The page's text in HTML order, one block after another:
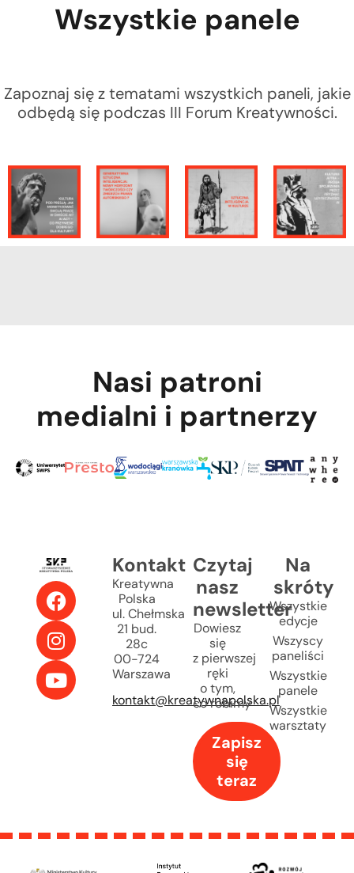
Wszystkie panele
Zapoznaj się z tematami wszystkich paneli, jakie
odbędą się podczas III Forum Kreatywności.
Nasi patroni
medialni i partnerzy
Kontakt
Kreatywna
Polska
ul. Chełmska
21 bud.
28c
00-724
Warszawa
kontakt@kreatywnapolska.pl
Czytaj
nasz
newsletter
Dowiesz
się
z pierwszej
ręki
o tym,
co robimy
Zapisz
się
teraz
Na
skróty
Wszystkie
edycje
Wszyscy
paneliści
Wszystkie
panele
Wszystkie
warsztaty